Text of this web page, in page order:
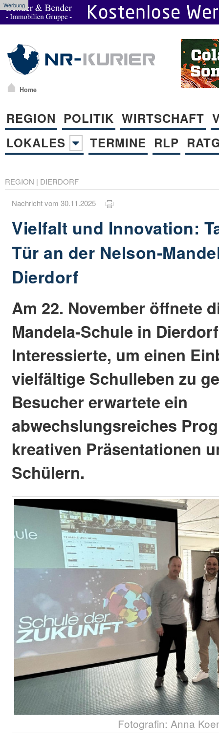
Werbung
Home
REGION POLITIK WIRTSCHAFT
LOKALES
TERMINE RLP
REGION | DIERDORF
Nachricht vom 30.11.2025
Vielfalt und Innovation:
Tür an der Nelson-
Dierdorf
Am 22. November öffnete
Mandela-Schule in
Interessierte, um einen
vielfältige Schulleben zu
Besucher erwartete ein
abwechslungsreiches
kreativen Präsentationen
Schülern.
Fotografin: Anna